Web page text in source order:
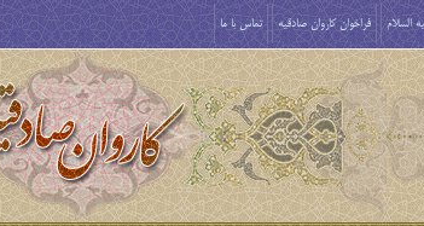
السلام فراخوان کاروان صادقیه تماس با ما